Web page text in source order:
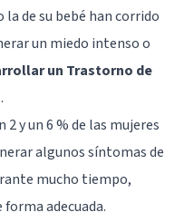
de su bebé han corrido
un miedo intenso o
un Trastorno de
.
y un 6 % de las mujeres
algunos síntomas de
mucho tiempo,
adecuada.